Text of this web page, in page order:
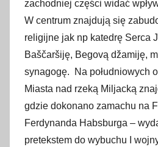
zachodniej części widać
W centrum znajdują się
religijne jak np katedrę Serca
Baščaršiję, Begovą džamiję,
synagogę. Na południowych
Miasta nad rzeką Miljacką
gdzie dokonano zamachu na
Ferdynanda Habsburga –
pretekstem do wybuchu I